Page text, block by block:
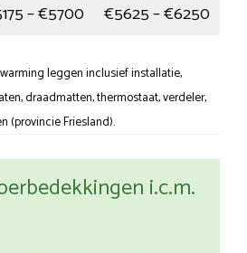
– €5700 €5625 – €6250
leggen inclusief installatie,
draadmatten, thermostaat, verdeler,
(provincie Friesland).
i.c.m.